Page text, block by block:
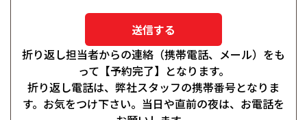
・委託された住宅ローンの申込みおよび登記等の手配のため
3.保有個人データの利用目的
・当社が建築したお客様宅のアフターメンテナンスを行うた
・当社がお客様に提供するサービスにおいて利用するため
・お客様に特別なサービスや新しい商品などの情報を的確に
お知らせするため
折り返し担当者からの連絡（携帯電話、メール）をも
って【予約完了】となります。
折り返し電話は、弊社スタッフの携帯番号となりま
す。お気をつけ下さい。当日や直前の夜は、お電話を